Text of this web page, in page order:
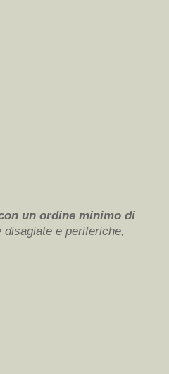
un ordine minimo di
disagiate e periferiche,